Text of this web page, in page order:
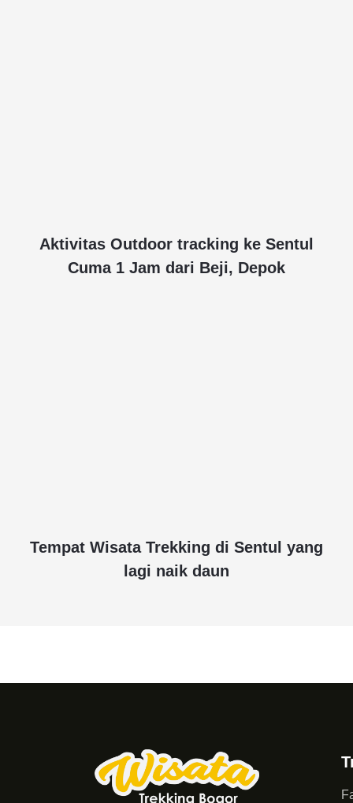
Aktivitas Outdoor tracking ke Sentul
Cuma 1 Jam dari Beji, Depok
Tempat Wisata Trekking di Sentul yang
lagi naik daun